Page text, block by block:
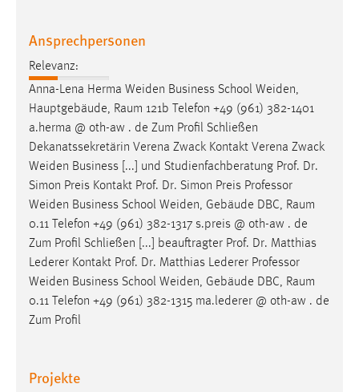
Ansprechpersonen
Relevanz:
Anna-Lena Herma Weiden Business School Weiden,
Hauptgebäude, Raum 121b Telefon +49 (961) 382-1401
a.herma @ oth-aw . de Zum Profil Schließen
Dekanatssekretärin Verena Zwack Kontakt Verena Zwack
Weiden Business [...] und Studienfachberatung Prof. Dr.
Simon Preis Kontakt Prof. Dr. Simon Preis Professor
Weiden Business School Weiden, Gebäude DBC, Raum
0.11 Telefon +49 (961) 382-1317 s.preis @ oth-aw . de
Zum Profil Schließen [...] beauftragter Prof. Dr. Matthias
Lederer Kontakt Prof. Dr. Matthias Lederer Professor
Weiden Business School Weiden, Gebäude DBC, Raum
0.11 Telefon +49 (961) 382-1315 ma.lederer @ oth-aw . de
Zum Profil
Projekte
Zweck:
Conversion-Tracking
Cookie Laufzeit:
3 Monate
Facebook Pixel
_fbp
Anbieter:
Facebook
Zweck:
Conversion-Tracking
Cookie Laufzeit: